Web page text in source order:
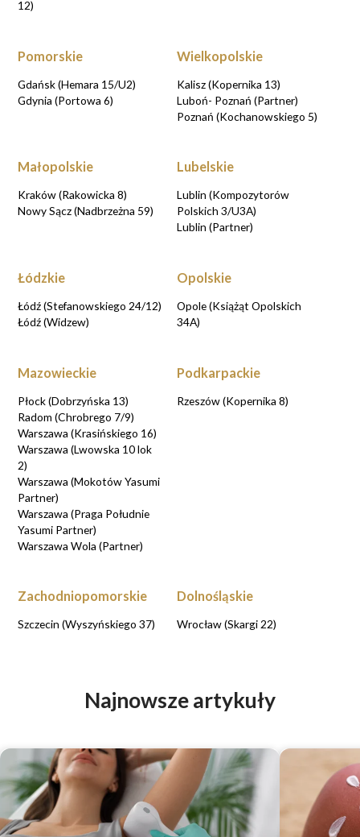
12)
Pomorskie
Gdańsk (Hemara 15/U2)
Gdynia (Portowa 6)
Wielkopolskie
Kalisz (Kopernika 13)
Luboń- Poznań (Partner)
Poznań (Kochanowskiego 5)
Małopolskie
Kraków (Rakowicka 8)
Nowy Sącz (Nadbrzeżna 59)
Lubelskie
Lublin (Kompozytorów
Polskich 3/U3A)
Lublin (Partner)
Łódzkie
Łódź (Stefanowskiego 24/12)
Łódź (Widzew)
Opolskie
Opole (Książąt Opolskich
34A)
Mazowieckie
Płock (Dobrzyńska 13)
Radom (Chrobrego 7/9)
Warszawa (Krasińskiego 16)
Warszawa (Lwowska 10 lok
2)
Warszawa (Mokotów Yasumi
Partner)
Warszawa (Praga Południe
Yasumi Partner)
Warszawa Wola (Partner)
Podkarpackie
Rzeszów (Kopernika 8)
Zachodniopomorskie
Szczecin (Wyszyńskiego 37)
Dolnośląskie
Wrocław (Skargi 22)
Najnowsze artykuły